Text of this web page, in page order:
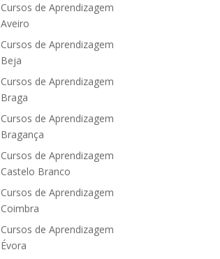
Cursos de Aprendizagem
Aveiro
Cursos de Aprendizagem
Beja
Cursos de Aprendizagem
Braga
Cursos de Aprendizagem
Bragança
Cursos de Aprendizagem
Castelo Branco
Cursos de Aprendizagem
Coimbra
Cursos de Aprendizagem
Évora